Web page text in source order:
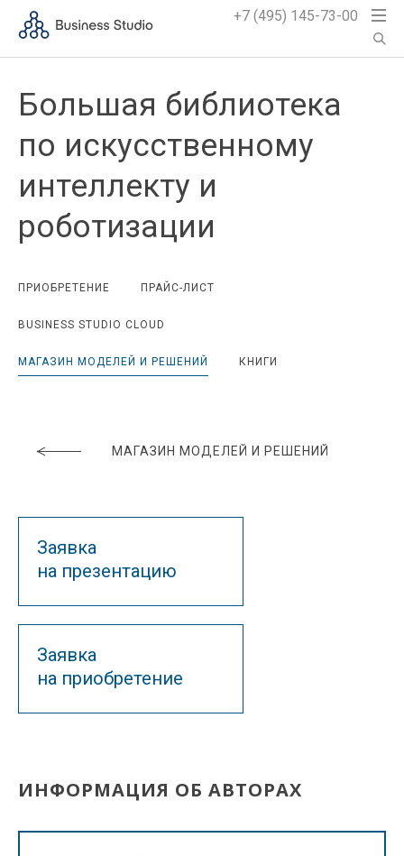
+7 (495) 145-73-00
Большая библиотека
по искусственному
интеллекту и
роботизации
ПРИОБРЕТЕНИЕ ПРАЙС-ЛИСТ
BUSINESS STUDIO CLOUD
МАГАЗИН МОДЕЛЕЙ И РЕШЕНИЙ КНИГИ
МАГАЗИН МОДЕЛЕЙ И РЕШЕНИЙ
Заявка
на презентацию
Заявка
на приобретение
ИНФОРМАЦИЯ ОБ АВТОРАХ